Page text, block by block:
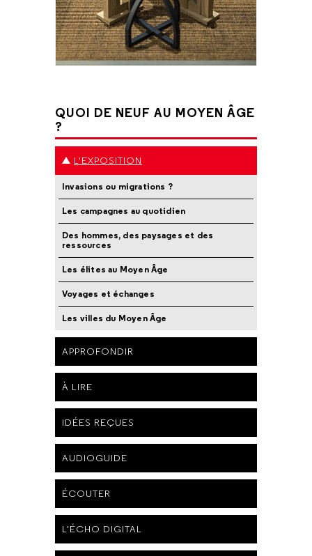
QUOI DE NEUF AU MOYEN ÂGE
?
L'EXPOSITION
Invasions ou migrations ?
Les campagnes au quotidien
Des hommes, des paysages et des
ressources
Les élites au Moyen Âge
Voyages et échanges
Les villes du Moyen Âge
APPROFONDIR
À LIRE
IDÉES REÇUES
AUDIOGUIDE
ÉCOUTER
L'ÉCHO DIGITAL